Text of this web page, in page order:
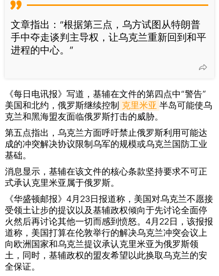
文章指出：“根据第三点，乌方试图从特朗普
手中夺走谈判主导权，让乌克兰重新回到和平
进程的中心。”
《每日电讯报》写道，基辅在文件的第四点中“警告”
美国和北约，俄罗斯继续控制 克里米亚 半岛可能使乌
克兰和黑海盟友面临俄罗斯打击的威胁。
第五点指出，乌克兰方面呼吁禁止俄罗斯利用可能达
成的冲突解决协议限制乌军的规模或乌克兰国防工业
基础。
消息显示，基辅在该文件的核心条款坚持要求不可正
式承认克里米亚属于俄罗斯。
《华盛顿邮报》4月23日报道称，美国对乌克兰不愿接
受领土让步的提议以及基辅政权倾向于先讨论全面停
火然后再讨论其他一切而感到愤怒。4月22日，该报报
道称，美国打算在伦敦举行的解决乌克兰冲突会议上
向欧洲国家和乌克兰提议承认克里米亚为俄罗斯领
土，同时，基辅政权的盟友希望以此换取乌克兰的安
全保证。